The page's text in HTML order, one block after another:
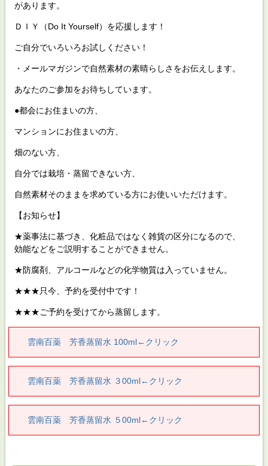
があります。
ＤＩＹ（Do It Yourself）を応援します！
ご自分でいろいろお試しください！
・メールマガジンで自然素材の素晴らしさをお伝えします。
あなたのご参加をお待ちしています。
●都会にお住まいの方、
マンションにお住まいの方、
畑のない方、
自分では栽培・蒸留できない方、
自然素材そのままを求めている方にお使いいただけます。
【お知らせ】
★薬事法に基づき、化粧品ではなく雑貨の区分になるので、
効能などをご説明することができません。
★防腐剤、アルコールなどの化学物質は入っていません。
★★★只今、予約を受付中です！
★★★ご予約を受けてから蒸留します。
雲南百薬 芳香蒸留水 100ml←クリック
雲南百薬 芳香蒸留水 ３00ml←クリック
雲南百薬 芳香蒸留水 ５00ml←クリック